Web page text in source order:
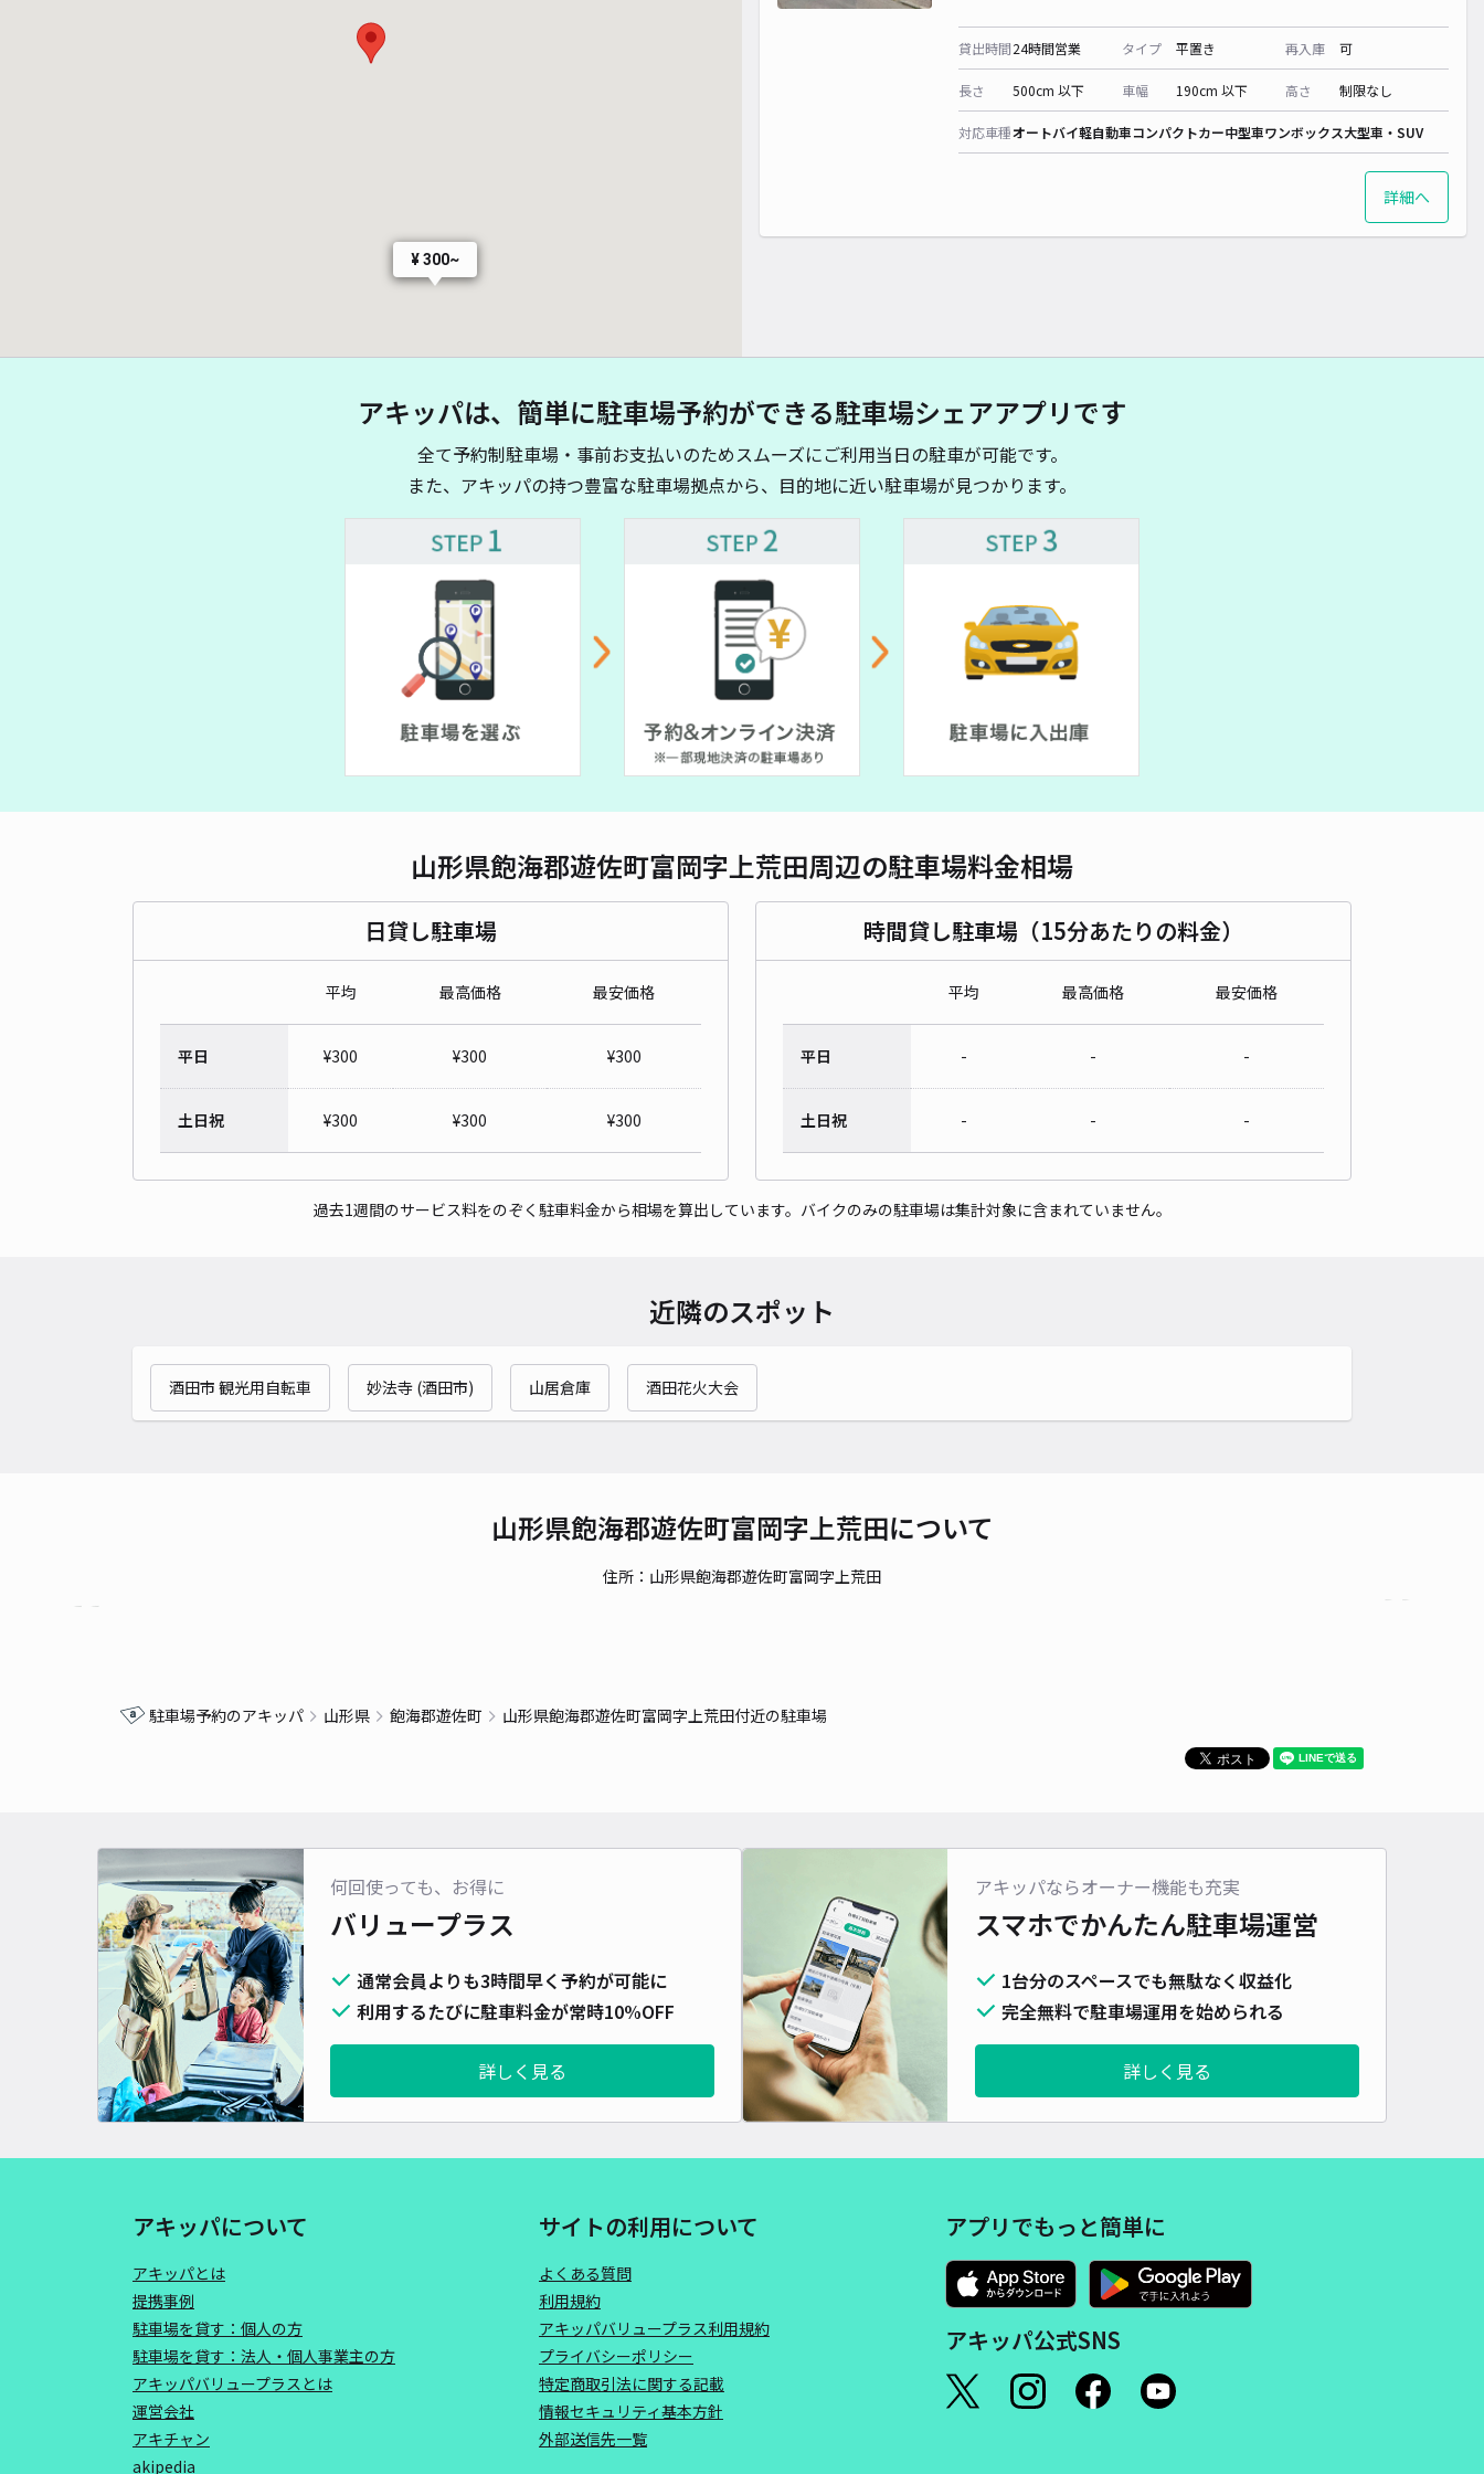
¥ 300~
貸出時間24時間営業 タイプ 平置き 再入庫 可
長さ 500cm 以下 車幅 190cm 以下 高さ 制限なし
対応車種オートバイ軽自動車コンパクトカー中型車ワンボックス大型車・SUV
詳細へ
アキッパは、簡単に駐車場予約ができる駐車場シェアアプリです
全て予約制駐車場・事前お支払いのためスムーズにご利用当日の駐車が可能です。
また、アキッパの持つ豊富な駐車場拠点から、目的地に近い駐車場が見つかります。
山形県飽海郡遊佐町富岡字上荒田周辺の駐車場料金相場
日貸し駐車場
平均 最高価格 最安価格
平日 ¥300 ¥300 ¥300
土日祝 ¥300 ¥300 ¥300
時間貸し駐車場（15分あたりの料金）
平均 最高価格 最安価格
平日 - - -
土日祝 - - -
過去1週間のサービス料をのぞく駐車料金から相場を算出しています。バイクのみの駐車場は集計対象に含まれていません。
近隣のスポット
酒田市 観光用自転車 妙法寺 (酒田市) 山居倉庫 酒田花火大会
山形県飽海郡遊佐町富岡字上荒田について
住所：山形県飽海郡遊佐町富岡字上荒田
駐車場予約のアキッパ 山形県 飽海郡遊佐町 山形県飽海郡遊佐町富岡字上荒田付近の駐車場
何回使っても、お得に
バリュープラス
通常会員よりも3時間早く予約が可能に
利用するたびに駐車料金が常時10%OFF
詳しく見る
アキッパならオーナー機能も充実
スマホでかんたん駐車場運営
1台分のスペースでも無駄なく収益化
完全無料で駐車場運用を始められる
詳しく見る
アキッパについて
アキッパとは
提携事例
駐車場を貸す：個人の方
駐車場を貸す：法人・個人事業主の方
アキッパバリュープラスとは
運営会社
アキチャン
akipedia
サイトの利用について
よくある質問
利用規約
アキッパバリュープラス利用規約
プライバシーポリシー
特定商取引法に関する記載
情報セキュリティ基本方針
外部送信先一覧
アプリでもっと簡単に
アキッパ公式SNS